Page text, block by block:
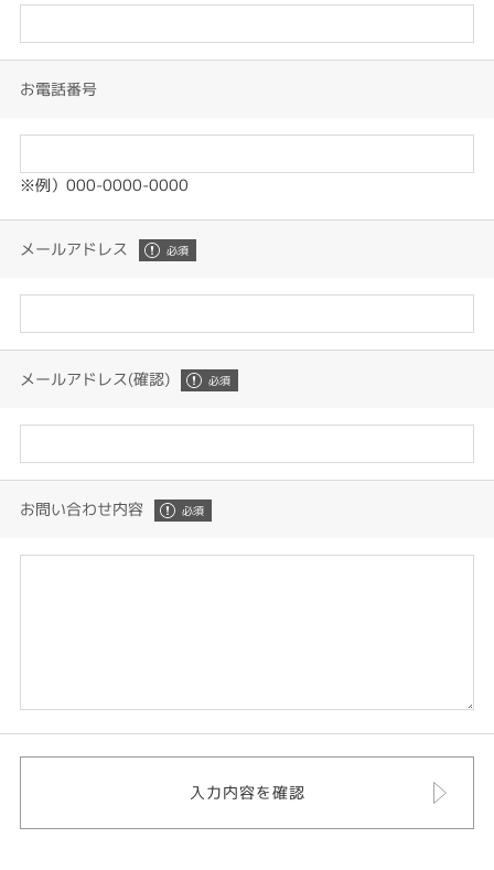
お電話番号
※例）000-0000-0000
メールアドレス
メールアドレス(確認)
お問い合わせ内容